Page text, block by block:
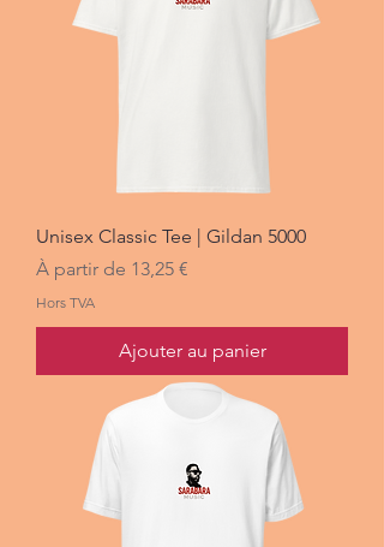
Unisex Classic Tee | Gildan 5000
À partir de 13,25 €
Prix promotionnel
Hors TVA
Ajouter au panier